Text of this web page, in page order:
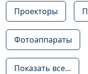
Проекторы
Фотоаппараты
Показать все...